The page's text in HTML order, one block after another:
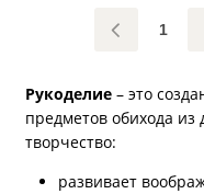
1
Рукоделие– это
предметов обихода из
творчество:
развивает